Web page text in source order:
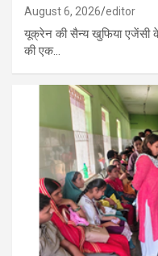
August 6, 2026 editor
यूक्रेन की सैन्य खुफिया एजेंसी के
की एक…